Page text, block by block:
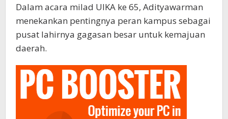
Dalam acara milad UIKA ke 65, Adityawarman
menekankan pentingnya peran kampus sebagai
pusat lahirnya gagasan besar untuk kemajuan
daerah.